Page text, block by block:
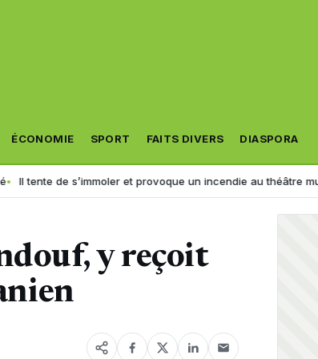
ÉCONOMIE SPORT FAITS DIVERS DIASPORA
s’immoler et provoque un incendie au théâtre municipal :
y reçoit